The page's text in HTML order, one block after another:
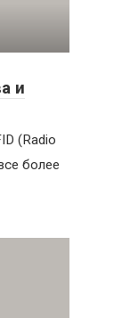
и
(Radio
более